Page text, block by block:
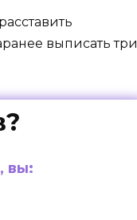
выписать три
вы: